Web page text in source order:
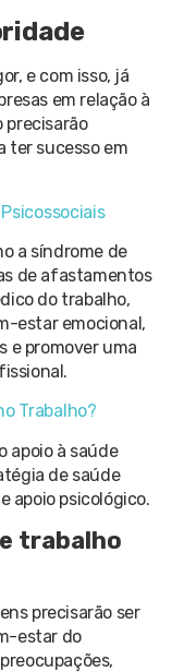
e com isso, já
em relação à
precisarão
ter sucesso em
a síndrome de
de afastamentos
do trabalho,
estar emocional,
e promover uma
Trabalho?
apoio à saúde
de saúde
apoio psicológico.
trabalho
precisarão ser
estar do